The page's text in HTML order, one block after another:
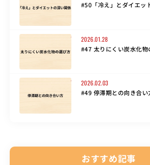
#50「冷え」とダイエッ
2026.01.28
#47 太りにくい炭水化物
2026.02.03
#49 停滞期との向き合い
おすすめ記事